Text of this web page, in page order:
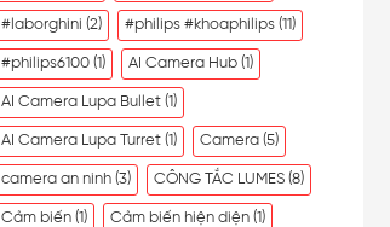
#laborghini (2) #philips #khoaphilips (11)
#philips6100 (1) AI Camera Hub (1)
AI Camera Lupa Bullet (1)
AI Camera Lupa Turret (1) Camera (5)
camera an ninh (3) CÔNG TẮC LUMES (8)
Cảm biến (1) Cảm biến hiện diện (1)